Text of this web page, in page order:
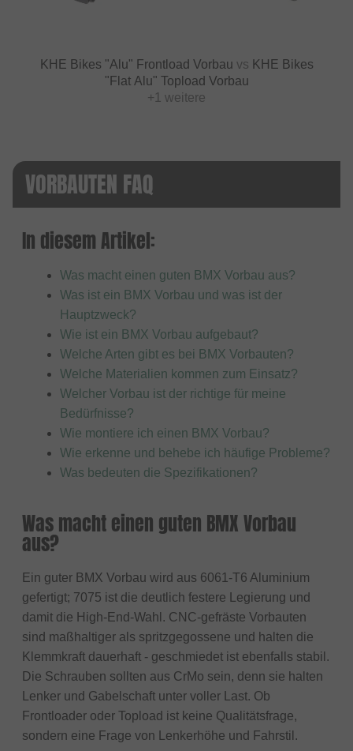
KHE Bikes "Alu" Frontload Vorbau vs KHE Bikes
"Flat Alu" Topload Vorbau
+1 weitere
VORBAUTEN FAQ
In diesem Artikel:
Was macht einen guten BMX Vorbau aus?
Was ist ein BMX Vorbau und was ist der
Hauptzweck?
Wie ist ein BMX Vorbau aufgebaut?
Welche Arten gibt es bei BMX Vorbauten?
Welche Materialien kommen zum Einsatz?
Welcher Vorbau ist der richtige für meine
Bedürfnisse?
Wie montiere ich einen BMX Vorbau?
Wie erkenne und behebe ich häufige Probleme?
Was bedeuten die Spezifikationen?
Was macht einen guten BMX Vorbau
aus?
Ein guter BMX Vorbau wird aus 6061-T6 Aluminium
gefertigt; 7075 ist die deutlich festere Legierung und
damit die High-End-Wahl. CNC-gefräste Vorbauten
sind maßhaltiger als spritzgegossene und halten die
Klemmkraft dauerhaft - geschmiedet ist ebenfalls stabil.
Die Schrauben sollten aus CrMo sein, denn sie halten
Lenker und Gabelschaft unter voller Last. Ob
Frontloader oder Topload ist keine Qualitätsfrage,
sondern eine Frage von Lenkerhöhe und Fahrstil.